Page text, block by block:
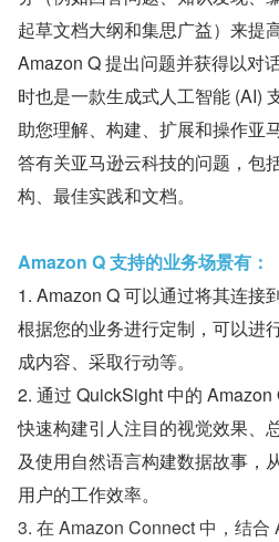
起草文档大纲和集思广益）来提
Amazon Q 提出问题并获得以对
时也是一款生成式人工智能 (AI)
助您理解、构建、扩展和操作亚
答有关亚马逊云科技的问题，包
构、最佳实践和文档。
Amazon Q 支持的业务场景有：
1. Amazon Q 可以通过将其连接
根据您的业务进行定制，可以进
成内容、采取行动等。
2. 通过 QuickSight 中的
快速构建引人注目的视觉效果、
及使用自然语言构建数据故事，
用户的工作效率。
3. 在 Amazon Connect 中，结合